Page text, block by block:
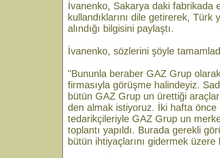
İvanenko, Sakarya daki fabrikada
kullandıklarını dile getirerek,
alındığı bilgisini paylaştı.
İvanenko, sözlerini şöyle
"Bununla beraber GAZ Grup
firmasıyla görüşme halindeyiz.
bütün GAZ Grup un ürettiği
den almak istiyoruz. İki hafta
tedarikçileriyle GAZ Grup un
toplantı yapıldı. Burada gerekli
bütün ihtiyaçlarını gidermek üzere